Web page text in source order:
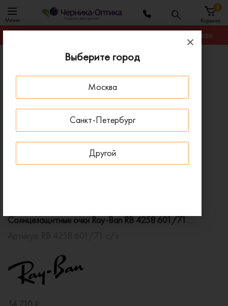
Выберите город
Москва
Санкт-Петербург
Другой
Меню Корзина
0
Гарантируем лучшую цену на любую оправу в Москве
Солнцезащитные очки
Солнцезащитные очки Ray-Ban RB 4258 601/71
Солнцезащитные очки Ray-Ban RB 4258 601/71
ПОД ЗАКАЗ